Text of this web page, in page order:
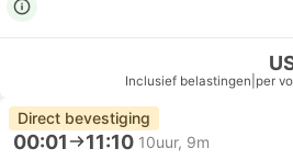
Inclusief belastingen per
Direct bevestiging
00:01 11:10 10uur, 9m